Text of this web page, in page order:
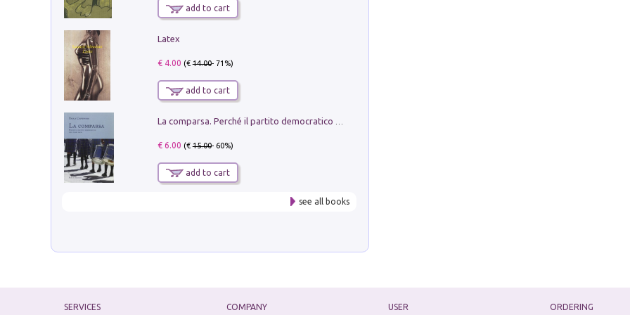
add to cart
Latex
€ 4.00 (€14.00- 71%)
add to cart
€ 6.00 (€15.00- 60%)
add to cart
see all books
SERVICES COMPANY USER ORDERING